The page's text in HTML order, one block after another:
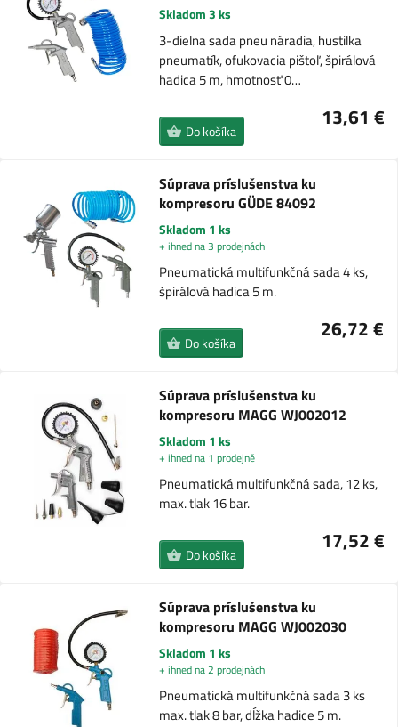
Skladom 3 ks
3-dielna sada pneu náradia, hustilka
pneumatík, ofukovacia pištoľ, špirálová
hadica 5 m, hmotnosť 0…
13,61 €
Do košíka
Súprava príslušenstva ku
kompresoru GÜDE 84092
Skladom 1 ks
+ ihned na 3 prodejnách
Pneumatická multifunkčná sada 4 ks,
špirálová hadica 5 m.
26,72 €
Do košíka
Súprava príslušenstva ku
kompresoru MAGG WJ002012
Skladom 1 ks
+ ihned na 1 prodejně
Pneumatická multifunkčná sada, 12 ks,
max. tlak 16 bar.
17,52 €
Do košíka
Súprava príslušenstva ku
kompresoru MAGG WJ002030
Skladom 1 ks
+ ihned na 2 prodejnách
Pneumatická multifunkčná sada 3 ks
max. tlak 8 bar, dĺžka hadice 5 m.